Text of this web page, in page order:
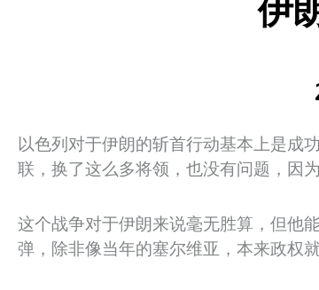
伊
以色列对于伊朗的斩首行动基本上是成
联，换了这么多将领，也没有问题，因为
这个战争对于伊朗来说毫无胜算，但他
弹，除非像当年的塞尔维亚，本来政权